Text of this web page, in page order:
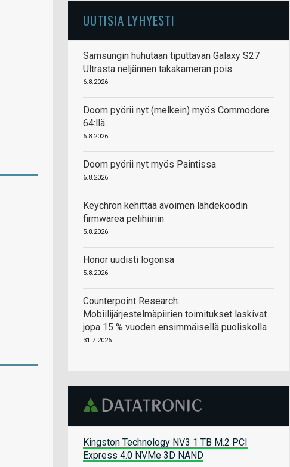
UUTISIA LYHYESTI
Samsungin huhutaan tiputtavan Galaxy S27
Ultrasta neljännen takakameran pois
6.8.2026
Doom pyörii nyt (melkein) myös Commodore
64:llä
6.8.2026
Doom pyörii nyt myös Paintissa
6.8.2026
Keychron kehittää avoimen lähdekoodin
firmwarea pelihiiriin
5.8.2026
Honor uudisti logonsa
5.8.2026
Counterpoint Research:
Mobiilijärjestelmäpiirien toimitukset laskivat
jopa 15 % vuoden ensimmäisellä puoliskolla
31.7.2026
Kingston Technology NV3 1 TB M.2 PCI
Express 4.0 NVMe 3D NAND